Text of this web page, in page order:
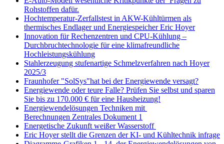
Rohstoffen dafür.
Hochtemperatur-Zerfallstest in AKW-Kühltürmen als
thermisches Endlager und Energiespeicher Eric Hoyer
Innovation für Rechenzentren und CPU-Kühlung –
Durchbruchtechnologie für eine klimafreundliche
Hochleistungskühlung
Stahlerzeugung stufenartige Schmelzverfahren nach Hoyer
2025/3
Fraunhofer "SolSys"hat bei der Energiewende versagt?
Energiewende oder teure Falle? Prüfen Sie selbst und sparen
Sie bis zu 170.000 € für eine Hausheizung!
Energiewendelösungen Techniken mit
Berechnungen Zentrales Dokument 1
Energetische Zukunft weißer Wasserstoff
Eric Hoyer stellt die Grenzen der KI- und Kühltechnik infrage